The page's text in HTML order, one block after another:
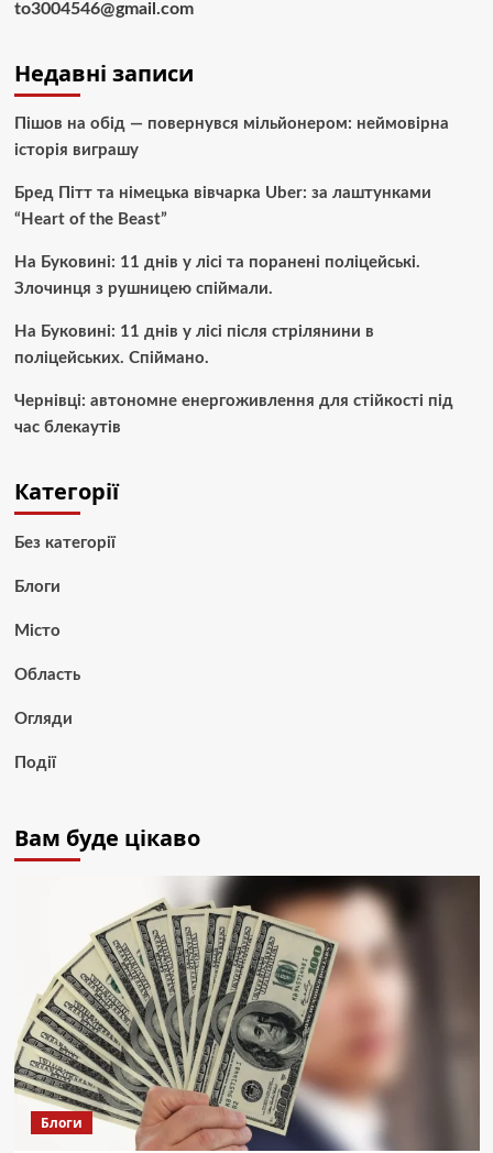
to3004546@gmail.com
Недавні записи
Пішов на обід — повернувся мільйонером: неймовірна
історія виграшу
Бред Пітт та німецька вівчарка Uber: за лаштунками
“Heart of the Beast”
На Буковині: 11 днів у лісі та поранені поліцейські.
Злочинця з рушницею спіймали.
На Буковині: 11 днів у лісі після стрілянини в
поліцейських. Спіймано.
Чернівці: автономне енергоживлення для стійкості під
час блекаутів
Категорії
Без категорії
Блоги
Місто
Область
Огляди
Події
Вам буде цікаво
Блоги